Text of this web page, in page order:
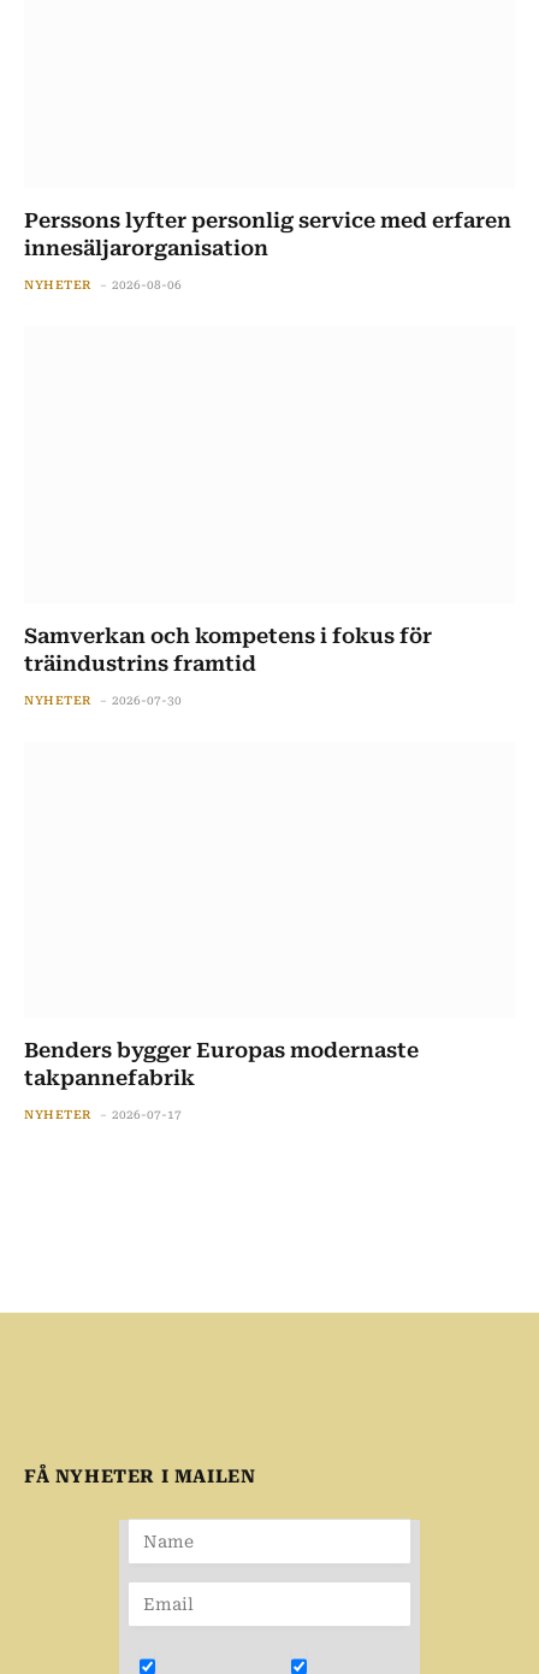
Perssons lyfter personlig service med erfaren
innesäljarorganisation
NYHETER 2026-08-06
Samverkan och kompetens i fokus för
träindustrins framtid
NYHETER 2026-07-30
Benders bygger Europas modernaste
takpannefabrik
NYHETER 2026-07-17
FÅ NYHETER I MAILEN